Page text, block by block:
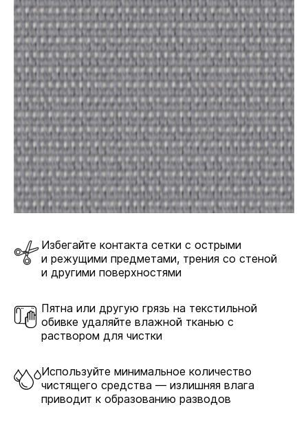
Избегайте контакта сетки с острыми
и режущими предметами, трения со стеной
и другими поверхностями
Пятна или другую грязь на текстильной
обивке удаляйте влажной тканью с
раствором для чистки
Используйте минимальное количество
чистящего средства — излишняя влага
приводит к образованию разводов